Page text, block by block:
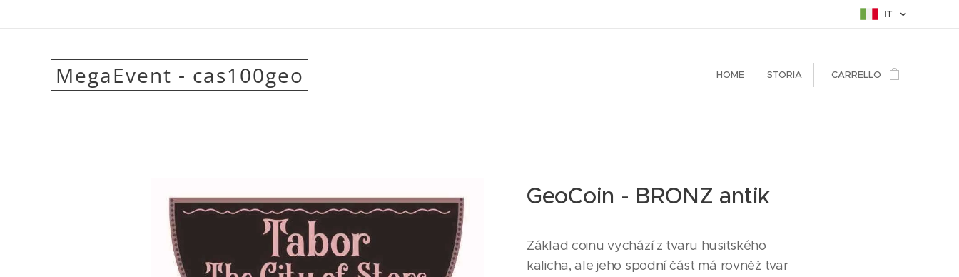
IT
MegaEvent - cas100geo HOME STORIA CARRELLO
GeoCoin - BRONZ antik
Základ coinu vychází z tvaru husitského
kalicha, ale jeho spodní část má rovněž tvar